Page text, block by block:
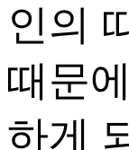
인의
때문
하게